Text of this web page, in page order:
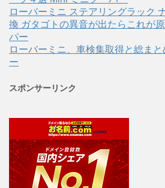
ローバーミニ ステアリングラック
換 ガタゴトの異音が出たらこれが
パー
ローバーミニ、車検集取得と総ま
ー
スポンサーリンク